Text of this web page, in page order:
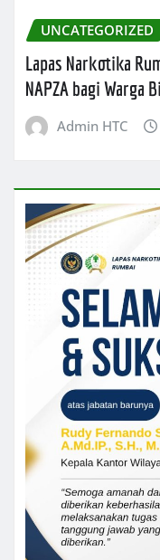
UNCATEGORIZED
Lapas Narkotika
NAPZA bagi Warga
Admin HTC